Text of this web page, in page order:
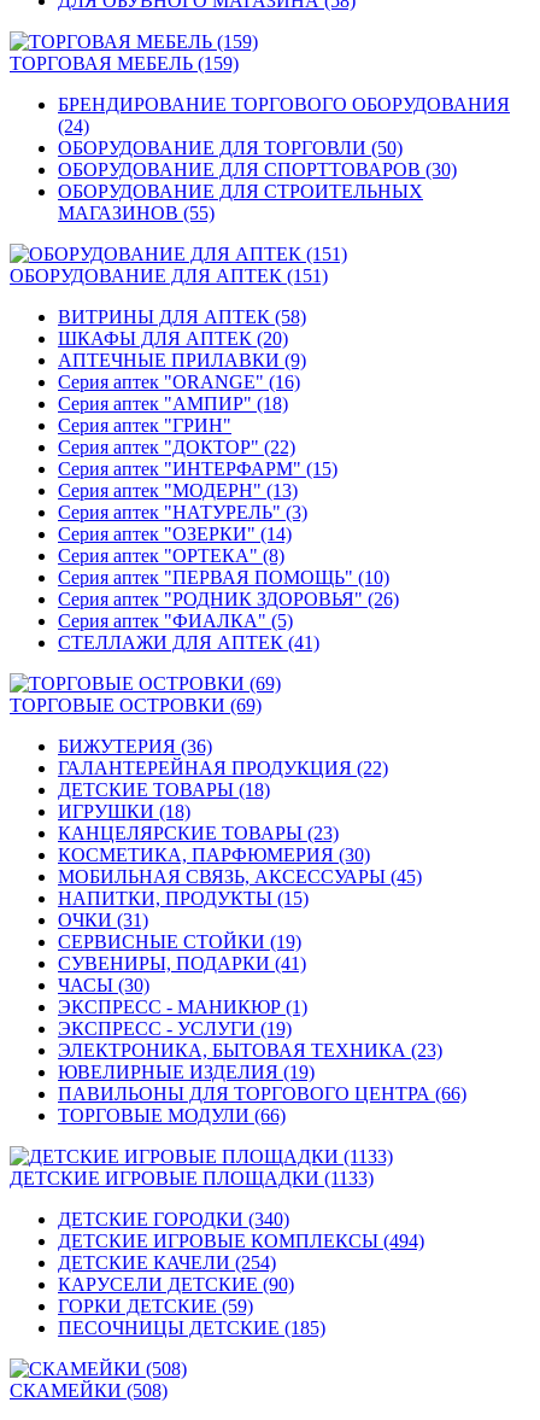
ТОРГОВАЯ МЕБЕЛЬ (159)
БРЕНДИРОВАНИЕ ТОРГОВОГО ОБОРУДОВАНИЯ
(24)
ОБОРУДОВАНИЕ ДЛЯ ТОРГОВЛИ (50)
ОБОРУДОВАНИЕ ДЛЯ СПОРТТОВАРОВ (30)
ОБОРУДОВАНИЕ ДЛЯ СТРОИТЕЛЬНЫХ
МАГАЗИНОВ (55)
ОБОРУДОВАНИЕ ДЛЯ АПТЕК (151)
ВИТРИНЫ ДЛЯ АПТЕК (58)
ШКАФЫ ДЛЯ АПТЕК (20)
АПТЕЧНЫЕ ПРИЛАВКИ (9)
Серия аптек "ORANGE" (16)
Серия аптек "АМПИР" (18)
Серия аптек "ГРИН"
Серия аптек "ДОКТОР" (22)
Серия аптек "ИНТЕРФАРМ" (15)
Серия аптек "МОДЕРН" (13)
Серия аптек "НАТУРЕЛЬ" (3)
Серия аптек "ОЗЕРКИ" (14)
Серия аптек "ОРТЕКА" (8)
Серия аптек "ПЕРВАЯ ПОМОЩЬ" (10)
Серия аптек "РОДНИК ЗДОРОВЬЯ" (26)
Серия аптек "ФИАЛКА" (5)
СТЕЛЛАЖИ ДЛЯ АПТЕК (41)
ТОРГОВЫЕ ОСТРОВКИ (69)
БИЖУТЕРИЯ (36)
ГАЛАНТЕРЕЙНАЯ ПРОДУКЦИЯ (22)
ДЕТСКИЕ ТОВАРЫ (18)
ИГРУШКИ (18)
КАНЦЕЛЯРСКИЕ ТОВАРЫ (23)
КОСМЕТИКА, ПАРФЮМЕРИЯ (30)
МОБИЛЬНАЯ СВЯЗЬ, АКСЕССУАРЫ (45)
НАПИТКИ, ПРОДУКТЫ (15)
ОЧКИ (31)
СЕРВИСНЫЕ СТОЙКИ (19)
СУВЕНИРЫ, ПОДАРКИ (41)
ЧАСЫ (30)
ЭКСПРЕСС - МАНИКЮР (1)
ЭКСПРЕСС - УСЛУГИ (19)
ЭЛЕКТРОНИКА, БЫТОВАЯ ТЕХНИКА (23)
ЮВЕЛИРНЫЕ ИЗДЕЛИЯ (19)
ПАВИЛЬОНЫ ДЛЯ ТОРГОВОГО ЦЕНТРА (66)
ТОРГОВЫЕ МОДУЛИ (66)
ДЕТСКИЕ ИГРОВЫЕ ПЛОЩАДКИ (1133)
ДЕТСКИЕ ГОРОДКИ (340)
ДЕТСКИЕ ИГРОВЫЕ КОМПЛЕКСЫ (494)
ДЕТСКИЕ КАЧЕЛИ (254)
КАРУСЕЛИ ДЕТСКИЕ (90)
ГОРКИ ДЕТСКИЕ (59)
ПЕСОЧНИЦЫ ДЕТСКИЕ (185)
СКАМЕЙКИ (508)